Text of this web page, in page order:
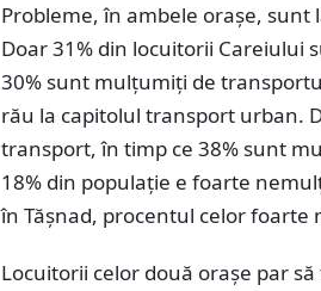
Probleme, în ambele orașe,
Doar 31% din locuitorii Careiului
30% sunt mulțumiți de
rău la capitolul transport urban.
transport, în timp ce 38% sunt
18% din populație e foarte
în Tășnad, procentul celor
Locuitorii celor două orașe par